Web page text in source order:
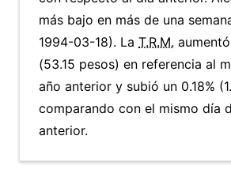
más bajo en más de una
1994-03-18). La T.R.M.
(53.15 pesos) en referencia al
año anterior y subió un 0.18%
comparando con el mismo día
anterior.